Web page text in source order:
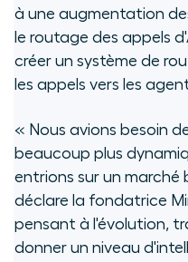
à une augmentation
le routage des appels
créer un système de
les appels vers les
« Nous avions besoin
beaucoup plus
entrions sur un marché
déclare la fondatrice
pensant à l'évolution,
donner un niveau